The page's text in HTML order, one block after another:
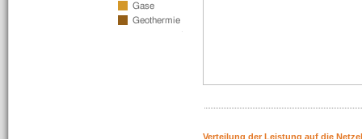
Verteilung der Leistung auf die